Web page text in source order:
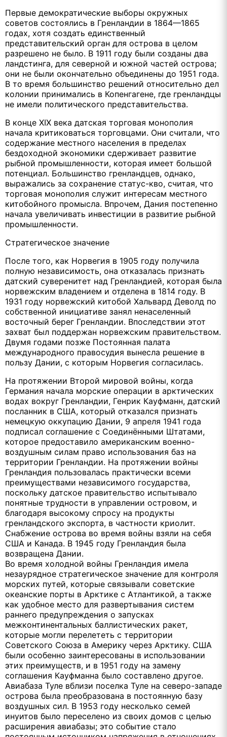
Первые демократические выборы окружных
советов состоялись в Гренландии в 1864—1865
годах, хотя создать единственный
представительский орган для острова в целом
разрешено не было. В 1911 году были созданы два
ландстинга, для северной и южной частей острова;
они не были окончательно объединены до 1951 года.
В то время большинство решений относительно дел
колонии принимались в Копенгагене, где гренландцы
не имели политического представительства.
В конце XIX века датская торговая монополия
начала критиковаться торговцами. Они считали, что
содержание местного населения в пределах
бездоходной экономики сдерживает развитие
рыбной промышленности, которая имеет большой
потенциал. Большинство гренландцев, однако,
выражались за сохранение статус-кво, считая, что
торговая монополия служит интересам местного
китобойного промысла. Впрочем, Дания постепенно
начала увеличивать инвестиции в развитие рыбной
промышленности.
Стратегическое значение
После того, как Норвегия в 1905 году получила
полную независимость, она отказалась признать
датский суверенитет над Гренландией, которая была
норвежским владением и отделена в 1814 году. В
1931 году норвежский китобой Хальвард Деволд по
собственной инициативе занял ненаселенный
восточный берег Гренландии. Впоследствии этот
захват был поддержан норвежским правительством.
Двумя годами позже Постоянная палата
международного правосудия вынесла решение в
пользу Дании, с которым Норвегия согласилась.
На протяжении Второй мировой войны, когда
Германия начала морские операции в арктических
водах вокруг Гренландии, Генрик Кауфманн, датский
посланник в США, который отказался признать
немецкую оккупацию Дании, 9 апреля 1941 года
подписал соглашение с Соединёнными Штатами,
которое предоставило американским военно-
воздушным силам право использования баз на
территории Гренландии. На протяжении войны
Гренландия пользовалась практически всеми
преимуществами независимого государства,
поскольку датское правительство испытывало
понятные трудности в управлении островом, и
благодаря высокому спросу на продукты
гренландского экспорта, в частности криолит.
Снабжение острова во время войны взяли на себя
США и Канада. В 1945 году Гренландия была
возвращена Дании.
Во время холодной войны Гренландия имела
незаурядное стратегическое значение для контроля
морских путей, которые связывали советские
океанские порты в Арктике с Атлантикой, а также
как удобное место для развертывания систем
раннего предупреждения о запусках
межконтинентальных баллистических ракет,
которые могли перелететь с территории
Советского Союза в Америку через Арктику. США
были особенно заинтересованы в использовании
этих преимуществ, и в 1951 году на замену
соглашения Кауфманна было составлено другое.
Авиабаза Туле вблизи поселка Туле на северо-западе
острова была преобразована в постоянную базу
воздушных сил. В 1953 году несколько семей
инуитов было переселено из своих домов с целью
расширения авиабазы; это событие стало